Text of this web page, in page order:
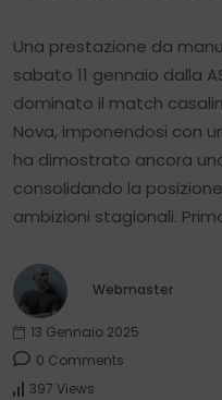
Una prestazione da
sabato 11 gennaio dalla
dominato il match
Nova, imponendosi con
ha dimostrato ancora
consolidando la
ambizioni stagionali.
Webmaster
13 Gennaio 2025
0 Comments
397 Views